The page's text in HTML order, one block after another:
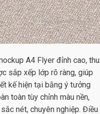
A4 Flyer đỉnh cao, thu
sắp xếp lớp rõ ràng, giúp
kế hiện tại bằng ý tưởng
toàn tùy chỉnh màu nền,
nét, chuyên nghiệp. Điều